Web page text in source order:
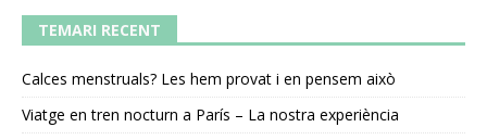
TEMARI RECENT
Calces menstruals? Les hem provat i en pensem això
Viatge en tren nocturn a París – La nostra experiència